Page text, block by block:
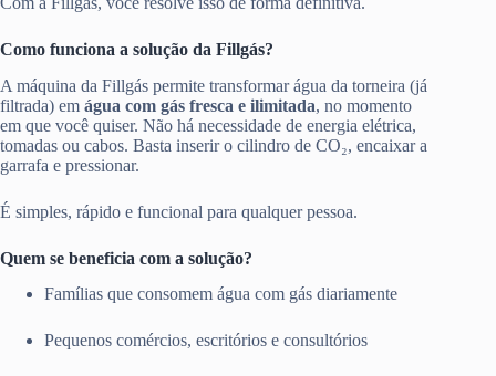
Como funciona a solução da Fillgás?
A máquina da Fillgás permite transformar água da torneira (já
filtrada) em água com gás fresca e ilimitada, no momento
em que você quiser. Não há necessidade de energia elétrica,
tomadas ou cabos. Basta inserir o cilindro de CO₂, encaixar a
garrafa e pressionar.
É simples, rápido e funcional para qualquer pessoa.
Quem se beneficia com a solução?
Famílias que consomem água com gás diariamente
Pequenos comércios, escritórios e consultórios